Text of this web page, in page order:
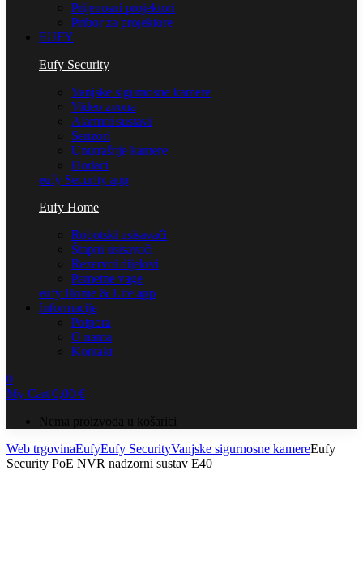
Prijenosni projektori
Pribor za projektore
EUFY
Eufy Security
Vanjske sigurnosne kamere
Video zvona
Alarmni sustavi
Senzori
Unutrašnje kamere
Dodaci
eufy Security app
Eufy Home
Robotski usisavači
Štapni usisavači
Rezervni dijelovi
Pametne vage
eufy Home & Life app
Informacije
Potpora
O nama
Kontakt
0
My Cart0,00 €
Nema proizvoda u košarici
Web trgovinaEufyEufy SecurityVanjske sigurnosne kamereEufy
Security PoE NVR nadzorni sustav E40